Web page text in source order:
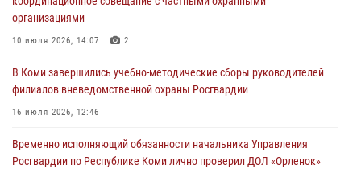
В Коми росгвардейцы информируют граждан об изменениях в
законодательстве в сфере оборота оружия и продолжают изымать
02 августа 2026, 06:17
В Койгородском районе местный житель обратился в Росгвардию
31 июля 2026, 10:55
организациями
10 июля 2026, 14:07 2
В Коми завершились учебно-методические сборы руководителей
филиалов вневедомственной охраны Росгвардии
16 июля 2026, 12:46
Временно исполняющий обязанности начальника Управления
Росгвардии по Республике Коми лично проверил ДОЛ «Орленок»